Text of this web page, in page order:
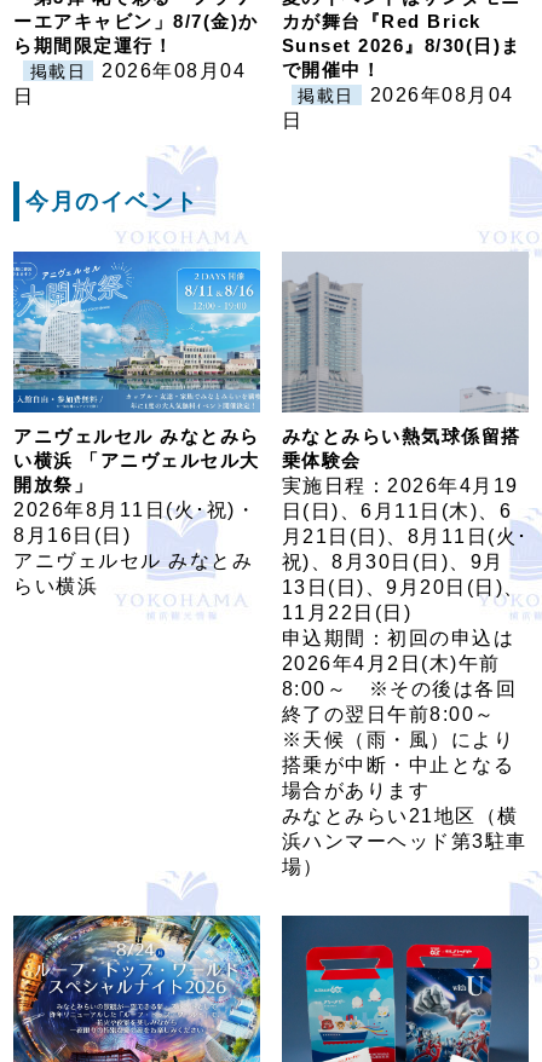
ーエアキャビン」8/7(金)か
ら期間限定運行！
掲載日
2026年08月04
日
カが舞台『Red Brick
Sunset 2026』8/30(日)ま
で開催中！
掲載日
2026年08月04
日
今月のイベント
アニヴェルセル みなとみら
い横浜 「アニヴェルセル大
開放祭」
2026年8月11日(火･祝)・
8月16日(日)
アニヴェルセル みなとみ
らい横浜
みなとみらい熱気球係留搭
乗体験会
実施日程：2026年4月19
日(日)、6月11日(木)、6
月21日(日)、8月11日(火･
祝)、8月30日(日)、9月
13日(日)、9月20日(日)、
11月22日(日)
申込期間：初回の申込は
2026年4月2日(木)午前
8:00～ ※その後は各回
終了の翌日午前8:00～
※天候（雨・風）により
搭乗が中断・中止となる
場合があります
みなとみらい21地区（横
浜ハンマーヘッド第3駐車
場）